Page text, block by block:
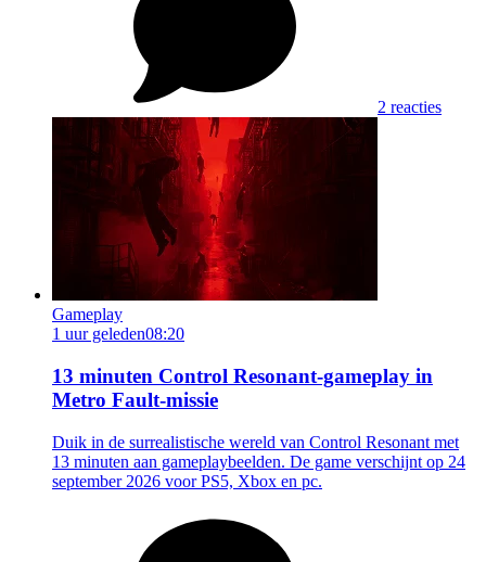
2 reacties
Gameplay
1 uur geleden08:20
13 minuten Control Resonant-gameplay in
Metro Fault-missie
Duik in de surrealistische wereld van Control Resonant met
13 minuten aan gameplaybeelden. De game verschijnt op 24
september 2026 voor PS5, Xbox en pc.